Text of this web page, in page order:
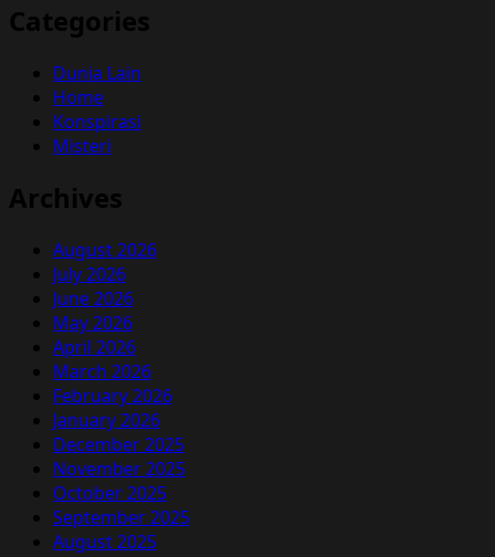
Categories
Dunia Lain
Home
Konspirasi
Misteri
Archives
August 2026
July 2026
June 2026
May 2026
April 2026
March 2026
February 2026
January 2026
December 2025
November 2025
October 2025
September 2025
August 2025